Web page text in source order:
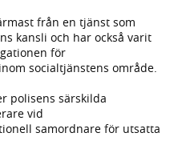
från en tjänst som
kansli och har också varit
för
socialtjänstens område.
polisens särskilda
vid
samordnare för utsatta